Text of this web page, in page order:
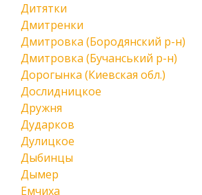
Дитятки
Дмитренки
Дмитровка (Бородянский р-н)
Дмитровка (Бучанський р-н)
Дорогынка (Киевская обл.)
Дослидницкое
Дружня
Дударков
Дулицкое
Дыбинцы
Дымер
Емчиха